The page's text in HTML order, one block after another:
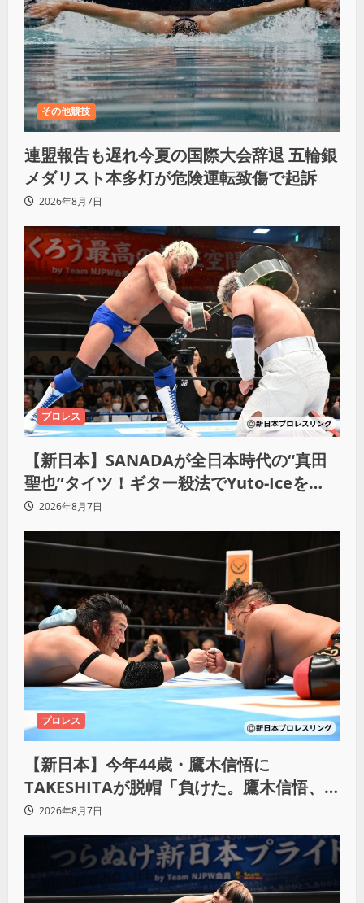
その他競技
連盟報告も遅れ今夏の国際大会辞退 五輪銀
メダリスト本多灯が危険運転致傷で起訴
2026年8月7日
プロレス
【新日本】SANADAが全日本時代の“真田
聖也”タイツ！ギター殺法でYuto-Iceを
KO「俺と闘う時は考えろ。感じるな」
2026年8月7日
プロレス
【新日本】今年44歳・鷹木信悟に
TAKESHITAが脱帽「負けた。鷹木信悟、
強いわ！」
2026年8月7日